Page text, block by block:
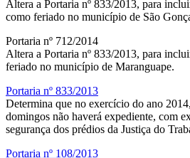
Altera a Portaria nº 833/2013, para
como feriado no município de São
Portaria nº 712/2014
Altera a Portaria nº 833/2013, para
feriado no município de Maranguape.
Portaria nº 833/2013
Determina que no exercício do ano
domingos não haverá expediente, com
segurança dos prédios da Justiça do
Portaria nº 108/2013